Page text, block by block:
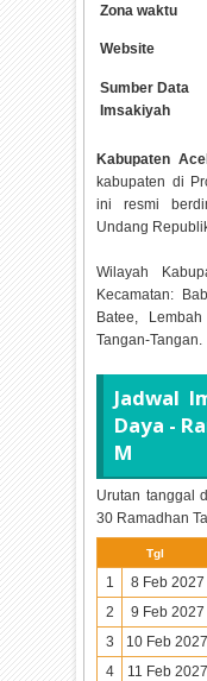
Zona waktu
Website
Sumber Data
Imsakiyah
Kabupaten
kabupaten di
ini resmi
Undang
Wilayah
Kecamatan:
Batee,
Tangan-Tangan.
Jadwal
Daya -
M
Urutan tanggal
30 Ramadhan
Tgl
1 8 Feb 2027
2
9 Feb 2027
3
10 Feb 2027
4
11 Feb 2027